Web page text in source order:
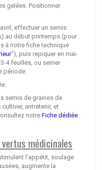
gelées. Positionner
effectuer un semis
au début printemps (pour
à notre fiche technique
"), puis repiquer en mai-
4 feuilles, ou semer
période.
semis de graines de
entretenir, et
notreFiche dédiée
médicinales
l'appétit, soulage
augmente la